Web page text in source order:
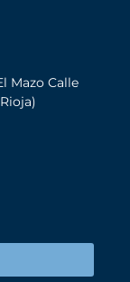
Mazo Calle